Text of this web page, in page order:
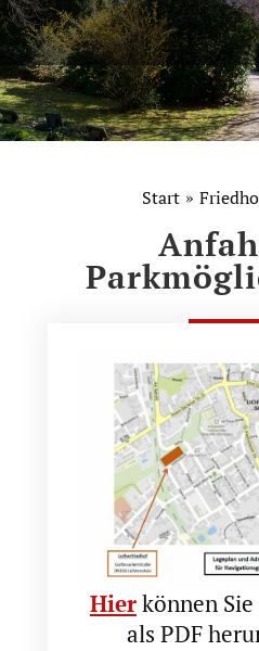
Sie befinden sich hier:
Start
Hierkönnen
als PDF